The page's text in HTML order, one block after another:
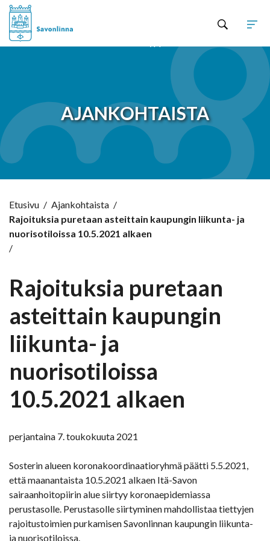
AJANKOHTAISTA
Etusivu / Ajankohtaista /
Rajoituksia puretaan asteittain kaupungin liikunta- ja
nuorisotiloissa 10.5.2021 alkaen
/
Rajoituksia puretaan
asteittain kaupungin
liikunta- ja
nuorisotiloissa
10.5.2021 alkaen
perjantaina 7. toukokuuta 2021
Sosterin alueen koronakoordinaatioryhmä päätti 5.5.2021,
että maanantaista 10.5.2021 alkaen Itä-Savon
sairaanhoitopiirin alue siirtyy koronaepidemiassa
perustasolle. Perustasolle siirtyminen mahdollistaa tiettyjen
rajoitustoimien purkamisen Savonlinnan kaupungin liikunta-
ja nuorisotiloissa.